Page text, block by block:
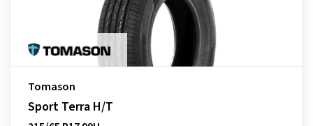
Tomason
Sport Terra H/T